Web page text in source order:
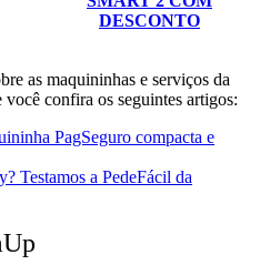
DESCONTO
as maquininhas e serviços da
confira os seguintes artigos:
PagSeguro compacta e
Testamos a PedeFácil da